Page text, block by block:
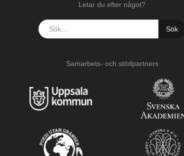
Letar du efter något?
Samarbets- och stödpartners